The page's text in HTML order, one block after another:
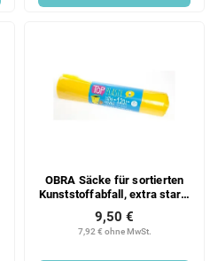
OBRA Säcke für sortierten
Kunststoffabfall, extra stark,
120 l, gelb, 25 Stück
7,92 € ohne MwSt.
9,50 €